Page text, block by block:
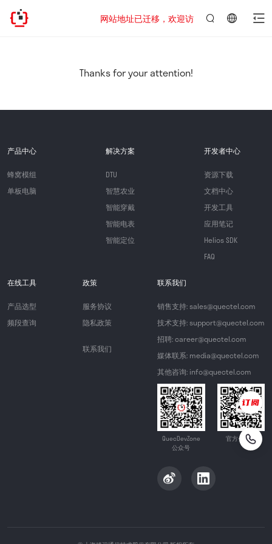
网站地址已迁移，欢迎访问新址：https://
Thanks for your attention!
产品中心
蜂窝模组
单板电脑
解决方案
DTU
智慧农业
智能穿戴
智能电表
智能定位
开发者中心
资源下载
文档中心
开发工具
应用笔记
Helios SDK
FAQ
在线工具
产品选型
频段查询
政策
服务协议
隐私政策
联系我们
联系我们
销售支持: sales@quectel.com
技术支持: support@quectel.com
招聘: career@quectel.com
媒体联系: media@quectel.com
其他咨询: info@quectel.com
QuecDevZone
公众号
官方公众号